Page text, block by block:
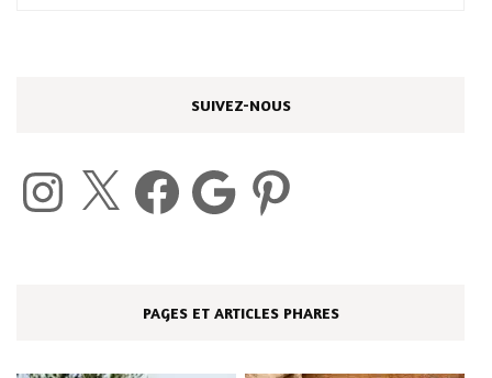
SUIVEZ-NOUS
Instagram Facebook Google Pinterest
PAGES ET ARTICLES PHARES